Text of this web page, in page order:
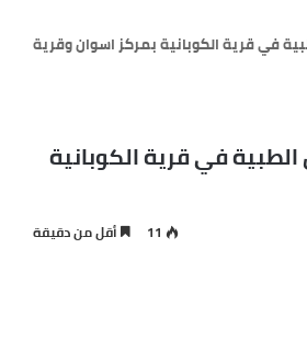
خلال القوافل الطبية في قرية الكوبانية بمركز اسوان وقرية
خلال القوافل الطبية في قرية الكوبانية
11 أقل من دقيقة